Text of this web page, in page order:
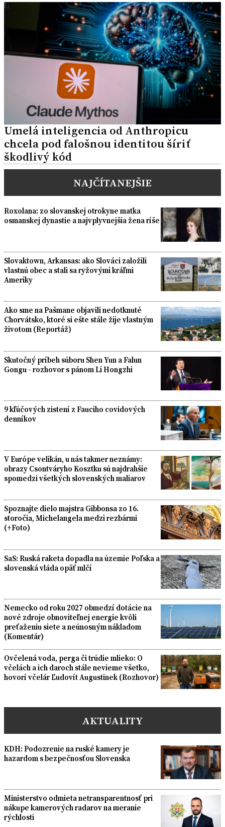
Umelá inteligencia od Anthropicu
chcela pod falošnou identitou šíriť
škodlivý kód
NAJČÍTANEJŠIE
Roxolana: zo slovanskej otrokyne matka
osmanskej dynastie a najvplyvnejšia žena ríše
Slovaktown, Arkansas: ako Slováci založili
vlastnú obec a stali sa ryžovými kráľmi
Ameriky
Ako sme na Pašmane objavili nedotknuté
Chorvátsko, ktoré si ešte stále žije vlastným
životom (Reportáž)
Skutočný príbeh súboru Shen Yun a Falun
Gongu - rozhovor s pánom Li Hongzhi
9 kľúčových zistení z Fauciho covidových
denníkov
V Európe velikán, u nás takmer neznámy:
obrazy Csontváryho Kosztku sú najdrahšie
spomedzi všetkých slovenských maliarov
Spoznajte dielo majstra Gibbonsa zo 16.
storočia, Michelangela medzi rezbármi
(+Foto)
SaS: Ruská raketa dopadla na územie Poľska a
slovenská vláda opäť mlčí
Nemecko od roku 2027 obmedzí dotácie na
nové zdroje obnoviteľnej energie kvôli
preťaženiu siete a neúnosným nákladom
(Komentár)
Ovčelená voda, perga či trúdie mlieko: O
včelách a ich daroch stále nevieme všetko,
hovorí včelár Ľudovít Augustinek (Rozhovor)
AKTUALITY
KDH: Podozrenie na ruské kamery je
hazardom s bezpečnosťou Slovenska
Ministerstvo odmieta netransparentnosť pri
nákupe kamerových radarov na meranie
rýchlosti